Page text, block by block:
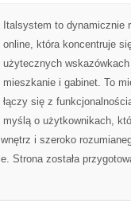
Italsystem to dynamicznie
online, która koncentruje
użytecznych
mieszkanie i gabinet. To
łączy się z
myślą o użytkownikach,
i szeroko
Strona została